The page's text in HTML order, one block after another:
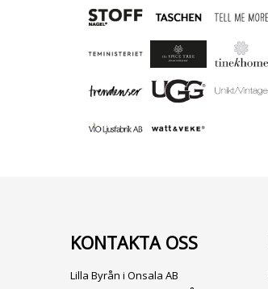
KONTAKTA OSS
Lilla Byrån i Onsala AB